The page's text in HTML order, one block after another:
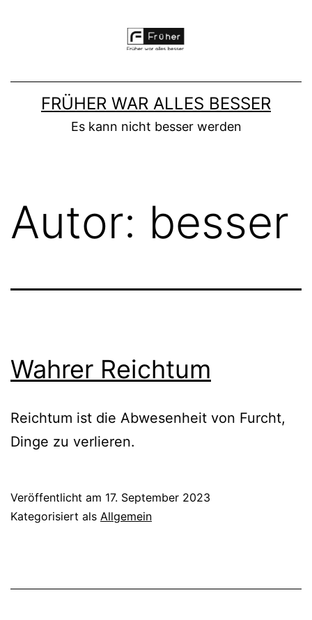
FRÜHER WAR ALLES BESSER
Es kann nicht besser werden
Autor: besser
Wahrer Reichtum
Reichtum ist die Abwesenheit von Furcht,
Dinge zu verlieren.
Veröffentlicht am 17. September 2023
Kategorisiert als Allgemein